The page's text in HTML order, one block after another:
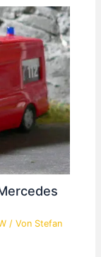
/ Von Stefan